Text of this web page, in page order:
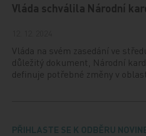
Vláda schválila Národní
Vláda na svém zasedání ve
důležitý dokument, Národní
definuje potřebné změny v
PŘIHLASTE SE K ODBĚRU